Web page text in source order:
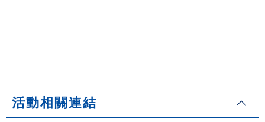
活動相關連結